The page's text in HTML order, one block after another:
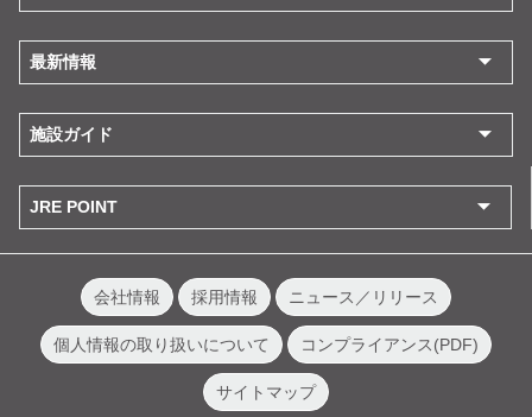
最新情報
施設ガイド
JRE POINT
会社情報 採用情報 ニュース／リリース
個人情報の取り扱いについて コンプライアンス(PDF)
サイトマップ